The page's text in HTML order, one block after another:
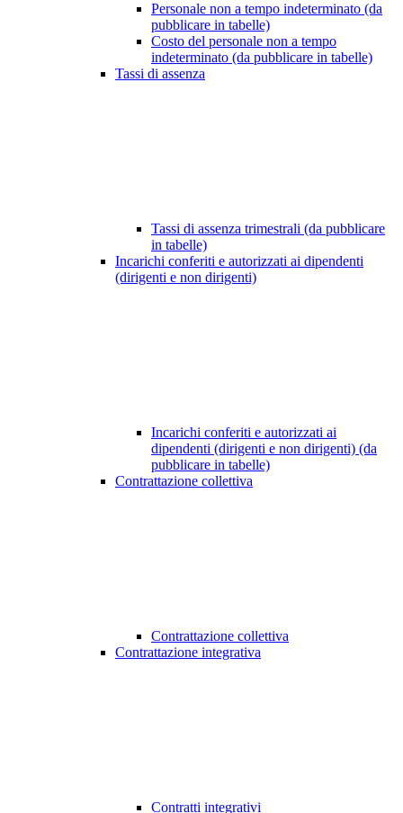
Personale non a tempo indeterminato (da
pubblicare in tabelle)
Costo del personale non a tempo
indeterminato (da pubblicare in tabelle)
Tassi di assenza
Tassi di assenza trimestrali (da pubblicare
in tabelle)
Incarichi conferiti e autorizzati ai dipendenti
(dirigenti e non dirigenti)
Incarichi conferiti e autorizzati ai
dipendenti (dirigenti e non dirigenti) (da
pubblicare in tabelle)
Contrattazione collettiva
Contrattazione collettiva
Contrattazione integrativa
Contratti integrativi